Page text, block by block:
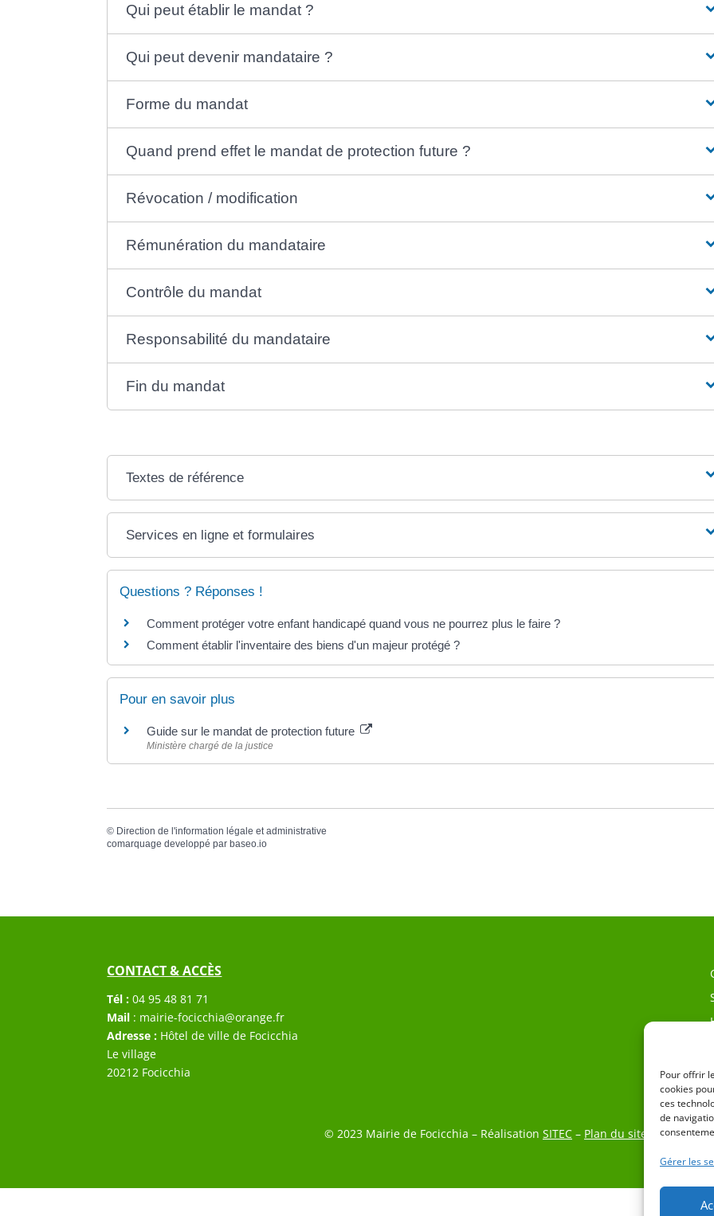
Pour offrir
cookies
ces
de
Gérer les
Qui peut établir le mandat ?
Qui peut devenir mandataire ?
Forme du mandat
Quand prend effet le mandat de protection future ?
Révocation / modification
Rémunération du mandataire
Contrôle du mandat
Responsabilité du mandataire
Fin du mandat
Textes de référence
Services en ligne et formulaires
Questions ? Réponses !
Comment protéger votre enfant handicapé quand vous ne pourrez plus le faire ?
Comment établir l'inventaire des biens d'un majeur protégé ?
Pour en savoir plus
Guide sur le mandat de protection future
Ministère chargé de la justice
© Direction de l'information légale et administrative
comarquage developpé par baseo.io
CONTACT & ACCÈS
Tél : 04 95 48 81 71
Mail : mairie-focicchia@orange.fr
Adresse : Hôtel de ville de Focicchia
Le village
20212 Focicchia
© 2023 Mairie de Focicchia – Réalisation SITEC – Plan du site Mention